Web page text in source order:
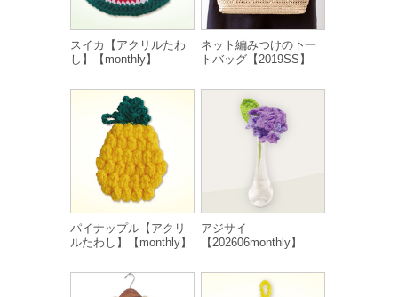
スイカ【アクリルたわ
し】【monthly】
ネット編みつけの卜一
トバッグ【2019SS】
パイナップル【アクリ
ルたわし】【monthly】
アジサイ
【202606monthly】